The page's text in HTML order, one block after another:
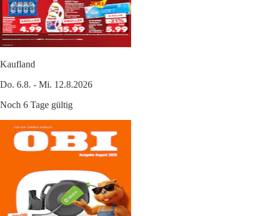
Kaufland
Do. 6.8. - Mi. 12.8.2026
Noch 6 Tage gültig